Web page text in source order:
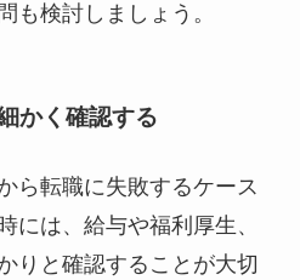
も検討しましょう。
かく確認する
ら転職に失敗するケース
には、給与や福利厚生、
りと確認することが大切